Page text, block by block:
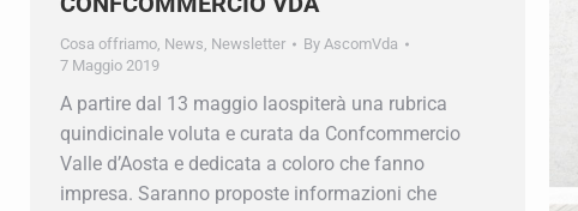
Cosa offriamo, News, Newsletter By AscomVda
7 Maggio 2019
A partire dal 13 maggio laospiterà una rubrica
quindicinale voluta e curata da Confcommercio
Valle d’Aosta e dedicata a coloro che fanno
impresa. Saranno proposte informazioni che